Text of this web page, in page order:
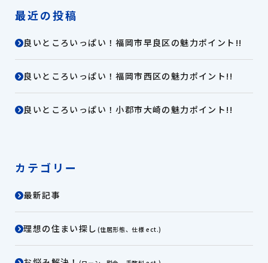
最近の投稿
良いところいっぱい！福岡市早良区の魅力ポイント!!
良いところいっぱい！福岡市西区の魅力ポイント!!
良いところいっぱい！小郡市大崎の魅力ポイント!!
カテゴリー
最新記事
理想の住まい探し (住居形態、仕様 ect.)